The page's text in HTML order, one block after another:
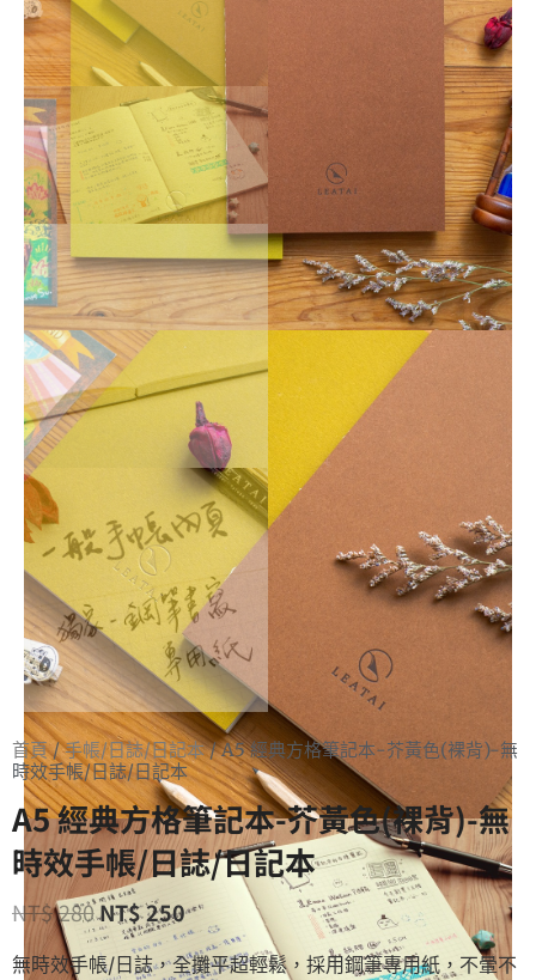
首頁/手帳/日誌/日記本/ A5 經典方格筆記本-芥黃色(裸背)-無
時效手帳/日誌/日記本
A5 經典方格筆記本-芥黃色(裸背)-無
時效手帳/日誌/日記本
NT$280NT$250
無時效手帳/日誌，全攤平超輕鬆，採用鋼筆專用紙，不暈不